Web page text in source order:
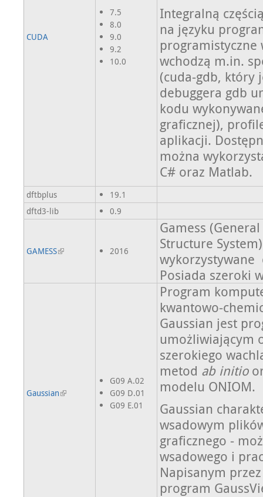
CUDA
7.5
8.0
9.0
9.2
10.0
Integralną
na języku
programistyczne
wchodzą m.in.
(cuda-gdb, który
debuggera gdb
kodu
graficznej),
aplikacji.
można
C# oraz Matlab.
dftbplus
19.1
dftd3-lib
0.9
GAMESS 2016
Gamess
Structure
wykorzystywane
Posiada szeroki
Gaussian
G09 A.02
G09 D.01
G09 E.01
Program
kwantowo-
Gaussian jest
umożliwiającym
szerokiego
metod ab initio
modelu ONIOM.
Gaussian
wsadowym
graficznego -
wsadowego i
Napisanym
program